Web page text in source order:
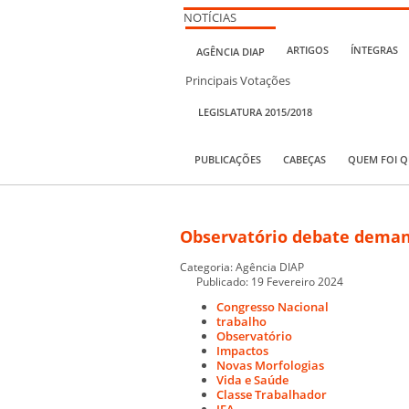
NOTÍCIAS
AGÊNCIA DIAP ARTIGOS ÍNTEGRAS
Principais Votações
LEGISLATURA 2015/2018
PUBLICAÇÕES CABEÇAS QUEM FOI
Observatório debate
Categoria:Agência DIAP
Publicado: 19 Fevereiro 2024
Congresso Nacional
trabalho
Observatório
Impactos
Novas Morfologias
Vida e Saúde
Classe Trabalhador